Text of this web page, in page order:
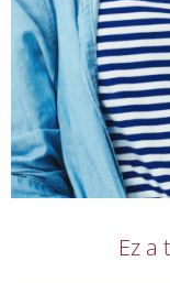
Ez a